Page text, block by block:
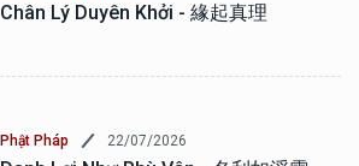
Chân Lý Duyên Khởi - 緣起真理
Phật Pháp 22/07/2026